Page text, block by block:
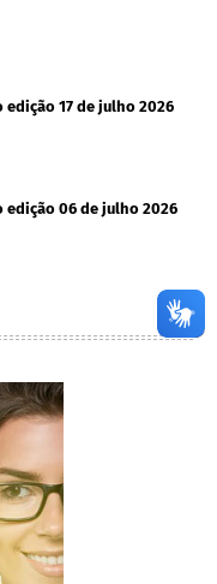
edição 17 de julho 2026
edição 06 de julho 2026